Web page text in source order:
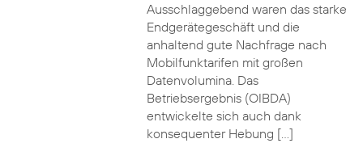
Ausschlaggebend waren das starke
Endgerätegeschäft und die
anhaltend gute Nachfrage nach
Mobilfunktarifen mit großen
Datenvolumina. Das
Betriebsergebnis (OIBDA)
entwickelte sich auch dank
konsequenter Hebung […]